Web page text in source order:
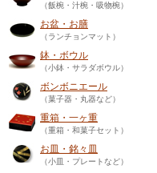
（飯椀・汁椀・吸物椀）
お盆・お膳
（ランチョンマット）
鉢・ボウル
（小鉢・サラダボウル）
ボンボニエール
（菓子器・丸器など）
重箱・一ヶ重
（重箱・和菓子セット）
お皿・銘々皿
（小皿・プレートなど）